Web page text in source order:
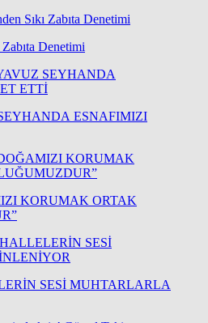
Zabıta Denetimi
ESNAFIMIZI
KORUMAK ORTAK
SESİ MUHTARLARLA